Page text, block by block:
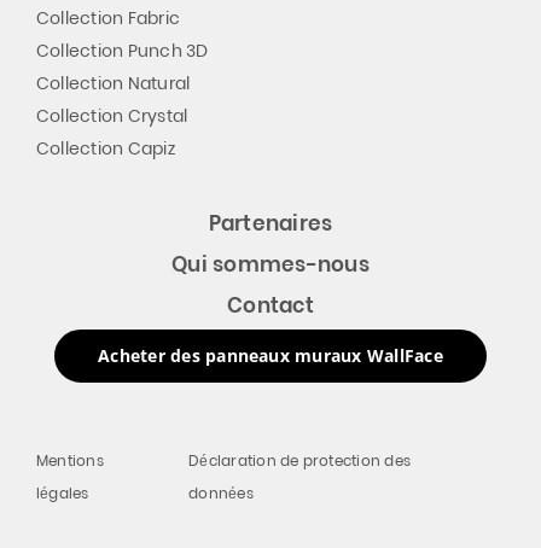
Collection Fabric
Collection Punch 3D
Collection Natural
Collection Crystal
Collection Capiz
Partenaires
Qui sommes-nous
Contact
Acheter des panneaux muraux WallFace
Mentions
légales
Déclaration de protection des
données